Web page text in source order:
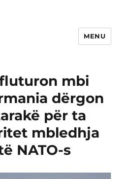
MENU
mbi
dërgon
për ta
mbledhja
NATO-s